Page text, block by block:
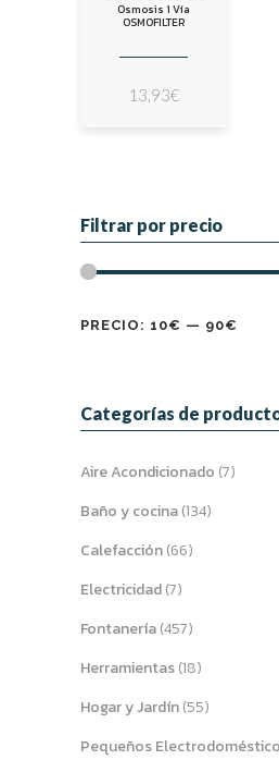
Osmosis 1 Vía
OSMOFILTER
13,93€
Filtrar por precio
Precio
Precio
PRECIO: 10€ — 90€
Categorías de
Aire Acondicionado (7)
Baño y cocina(134)
Calefacción(66)
Electricidad(7)
Fontanería(457)
Herramientas(18)
Hogar y Jardín(55)
Pequeños